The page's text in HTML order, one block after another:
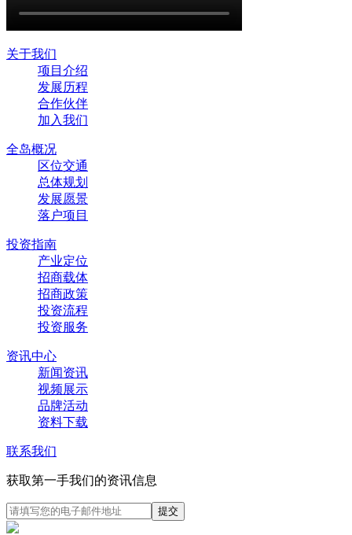
关于我们
项目介绍
发展历程
合作伙伴
加入我们
全岛概况
区位交通
总体规划
发展愿景
落户项目
投资指南
产业定位
招商载体
招商政策
投资流程
投资服务
资讯中心
新闻资讯
视频展示
品牌活动
资料下载
联系我们
获取第一手我们的资讯信息